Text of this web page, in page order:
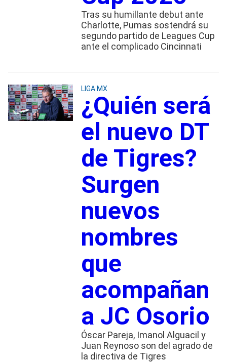
Tras su humillante debut ante
Charlotte, Pumas sostendrá su
segundo partido de Leagues Cup
ante el complicado Cincinnati
LIGA MX
¿Quién será
el nuevo DT
de Tigres?
Surgen
nuevos
nombres
que
acompañan
a JC Osorio
Óscar Pareja, Imanol Alguacil y
Juan Reynoso son del agrado de
la directiva de Tigres